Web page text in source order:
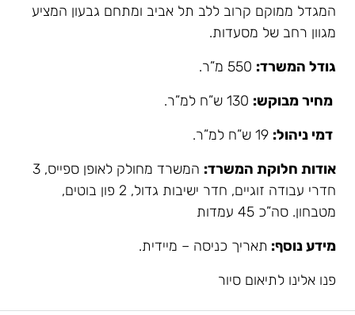
המגדל ממוקם קרוב ללב תל אביב ומתחם גבעון המציע
מגוון רחב של מסעדות.
גודל המשרד:
מחיר מבוקש:
דמי ניהול:
אודות חלוקת המשרד:
המשרד מחולק לאופן ספייס, 3
חדרי עבודה זוגיים, חדר ישיבות גדול, 2 פון בוטים,
מטבחון. סה”כ 45 עמדות
מידע נוסף: תאריך כניסה – מיידית.
פנו אלינו לתיאום סיור